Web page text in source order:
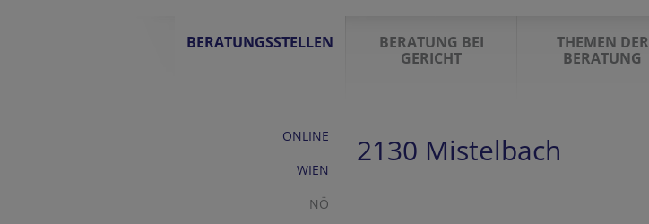
BERATUNGSSTELLEN
BERATUNG BEI
GERICHT
THEMEN DER
BERATUNG
ONLINE
WIEN
NÖ
2130 Mistelbach